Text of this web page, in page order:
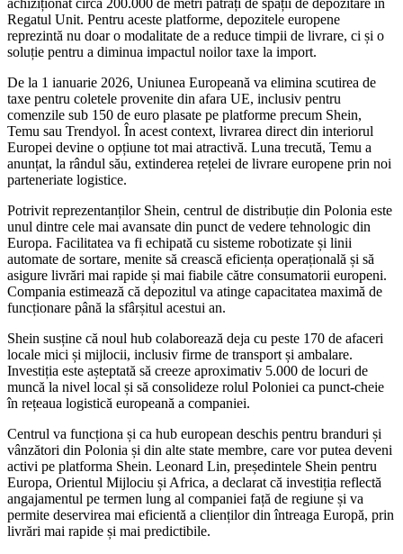
Regatul Unit. Pentru aceste platforme, depozitele europene
reprezintă nu doar o modalitate de a reduce timpii de livrare, ci și o
soluție pentru a diminua impactul noilor taxe la import.
De la 1 ianuarie 2026, Uniunea Europeană va elimina scutirea de
taxe pentru coletele provenite din afara UE, inclusiv pentru
comenzile sub 150 de euro plasate pe platforme precum Shein,
Temu sau Trendyol. În acest context, livrarea direct din interiorul
Europei devine o opțiune tot mai atractivă. Luna trecută, Temu a
anunțat, la rândul său, extinderea rețelei de livrare europene prin noi
parteneriate logistice.
Potrivit reprezentanților Shein, centrul de distribuție din Polonia este
unul dintre cele mai avansate din punct de vedere tehnologic din
Europa. Facilitatea va fi echipată cu sisteme robotizate și linii
automate de sortare, menite să crească eficiența operațională și să
asigure livrări mai rapide și mai fiabile către consumatorii europeni.
Compania estimează că depozitul va atinge capacitatea maximă de
funcționare până la sfârșitul acestui an.
Shein susține că noul hub colaborează deja cu peste 170 de afaceri
locale mici și mijlocii, inclusiv firme de transport și ambalare.
Investiția este așteptată să creeze aproximativ 5.000 de locuri de
muncă la nivel local și să consolideze rolul Poloniei ca punct-cheie
în rețeaua logistică europeană a companiei.
Centrul va funcționa și ca hub european deschis pentru branduri și
vânzători din Polonia și din alte state membre, care vor putea deveni
activi pe platforma Shein. Leonard Lin, președintele Shein pentru
Europa, Orientul Mijlociu și Africa, a declarat că investiția reflectă
angajamentul pe termen lung al companiei față de regiune și va
permite deservirea mai eficientă a clienților din întreaga Europă, prin
livrări mai rapide și mai predictibile.